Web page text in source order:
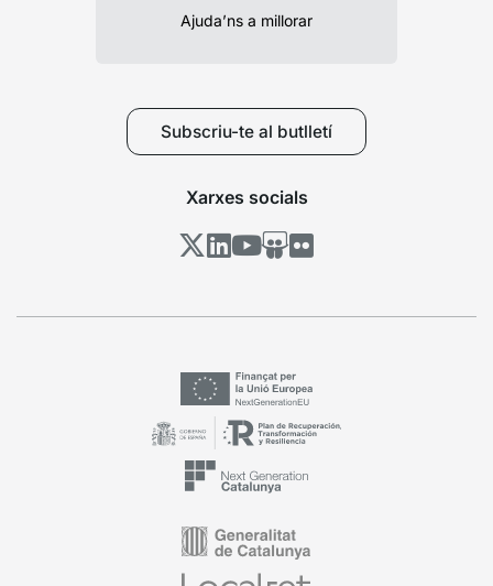
Ajuda’ns a millorar
Subscriu-te al butlletí
Xarxes socials